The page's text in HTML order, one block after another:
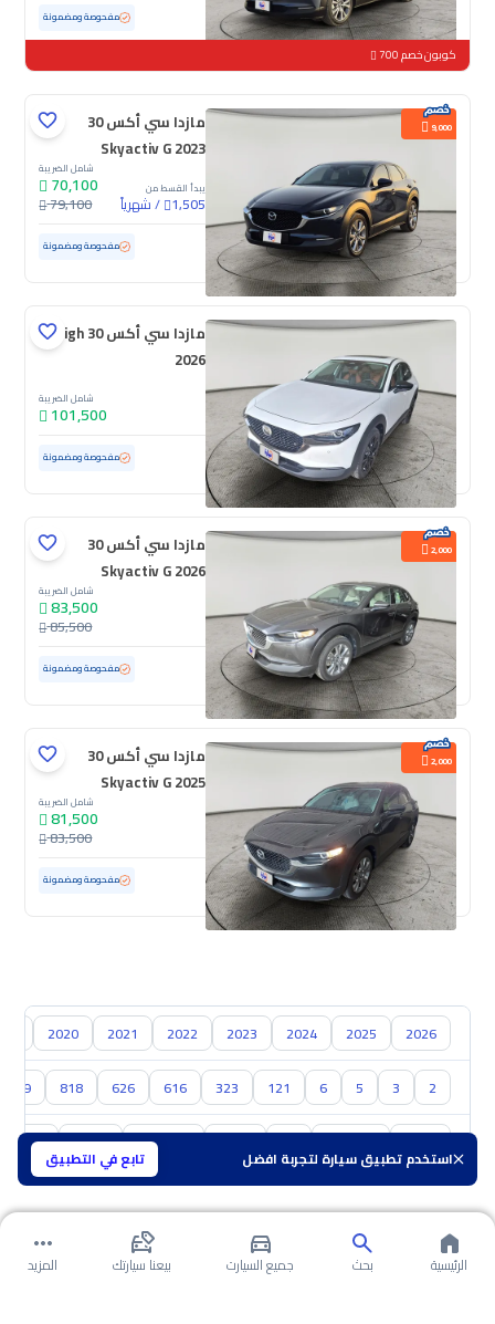
استخدم تطبيق سيارة لتجربة افضل تابع في التطبيق
مستعملة 19,240 كم ممشى قليل مفحوصة ومضمونة
كوبون خصم 700
9,000
مازدا سي أكس 30
Skyactiv G 2023
يبدأ القسط من
1,505
/شهرياً
شامل الضريبة
70,100
79,100
مستعملة 56,761 كم مفحوصة ومضمونة
مازدا سي أكس 30 High
2026
شامل الضريبة
101,500
مستعملة 5,145 كم ممشى قليل مفحوصة ومضمونة
2,000
مازدا سي أكس 30
Skyactiv G 2026
شامل الضريبة
83,500
85,500
مستعملة 11,780 كم ممشى قليل مفحوصة ومضمونة
2,000
مازدا سي أكس 30
Skyactiv G 2025
شامل الضريبة
81,500
83,500
مستعملة 23,374 كم ممشى قليل مفحوصة ومضمونة
2026
2025
2024
2023
2022
2021
2020
2
3
5
6
121
323
616
626
818
929
سوزوكي هافال GAC
الرئيسية بحث جميع السيارت بيعنا سيارتك المزيد